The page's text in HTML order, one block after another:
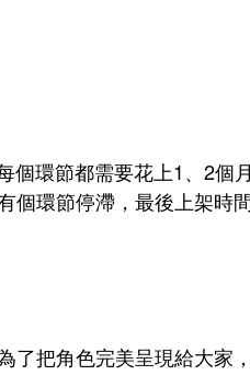
個環節都需要花上1、2個
個環節停滯，最後上架時
把角色完美呈現給大家